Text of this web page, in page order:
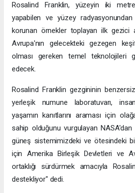
Rosalind Franklin, yüzeyin iki
yapabilen ve yüzey radyasyonundan
korunan örnekler toplayan ilk gezici
Avrupa'nın gelecekteki gezegen
olması gereken temel teknolojileri
edecek.
Rosalind Franklin gezgininin
yerleşik numune laboratuvarı,
yaşamın kanıtlarını araması için
sahip olduğunu vurgulayan
güneş sistemimizdeki ve ötesindeki
için Amerika Birleşik Devletleri ve
ortaklığı sürdürmek amacıyla
destekliyor" dedi.